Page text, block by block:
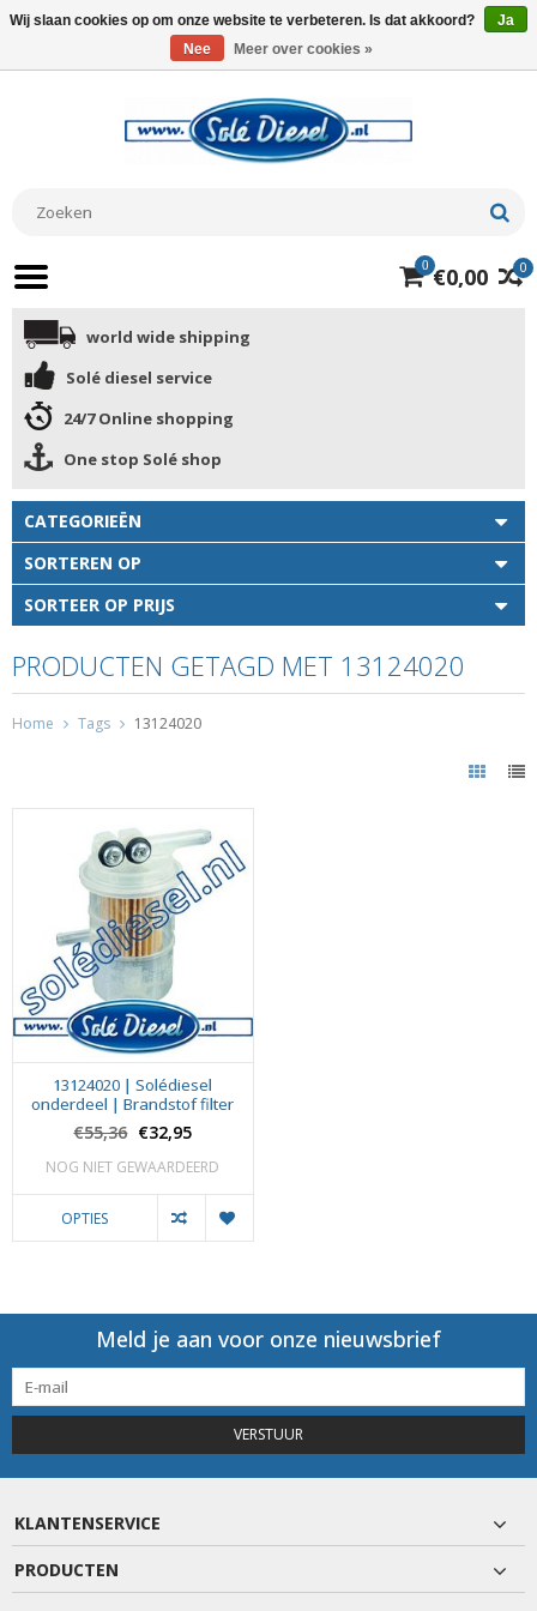
0
0 €0,00
world wide shipping
Solé diesel service
24/7 Online shopping
One stop Solé shop
CATEGORIEËN
SORTEREN OP
SORTEER OP PRIJS
PRODUCTEN GETAGD MET 13124020
Home Tags 13124020
13124020 | Solédiesel
onderdeel | Brandstof filter
€55,36 €32,95
NOG NIET GEWAARDEERD
OPTIES
Meld je aan voor onze nieuwsbrief
VERSTUUR
KLANTENSERVICE
PRODUCTEN
Wij slaan cookies op om onze website te verbeteren. Is dat akkoord?
Ja
Nee
Meer over cookies »